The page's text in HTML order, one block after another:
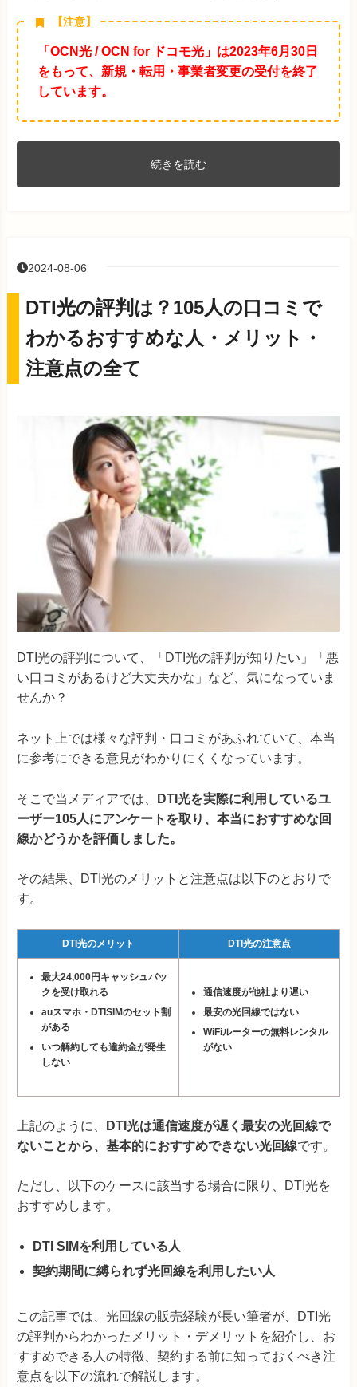
【注意】
「OCN光 / OCN for ドコモ光」は2023年6月30日
をもって、新規・転用・事業者変更の受付を終了
しています。
続きを読む
2024-08-06
DTI光の評判は？105人の口コミで
わかるおすすめな人・メリット・
注意点の全て
DTI光の評判について、「DTI光の評判が知りたい」「悪
い口コミがあるけど大丈夫かな」など、気になっていま
せんか？
ネット上では様々な評判・口コミがあふれていて、本当
に参考にできる意見がわかりにくくなっています。
そこで当メディアでは、
DTI光を実際に利用しているユ
ーザー105人にアンケートを取り、本当におすすめな回
線かどうかを評価しました。
その結果、DTI光のメリットと注意点は以下のとおりで
す。
DTI光のメリット DTI光の注意点
最大24,000円キャッシュバッ
クを受け取れる
auスマホ・DTISIMのセット割
がある
いつ解約しても違約金が発生
しない
通信速度が他社より遅い
最安の光回線ではない
WiFiルーターの無料レンタル
がない
上記のように、
DTI光は通信速度が遅く最安の光回線で
ないことから、基本的におすすめできない光回線です。
ただし、以下のケースに該当する場合に限り、DTI光を
おすすめします。
DTI SIMを利用している人
契約期間に縛られず光回線を利用したい人
この記事では、光回線の販売経験が長い筆者が、DTI光
の評判からわかったメリット・デメリットを紹介し、お
すすめできる人の特徴、契約する前に知っておくべき注
意点を以下の流れで解説します。